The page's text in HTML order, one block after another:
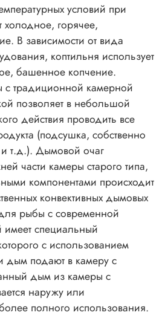
условий при
горячее,
В зависимости от вида
коптильня использует
башенное копчение.
с традиционной камерной
позволяет в небольшой
действия проводить все
(подсушка, собственно
т.д.). Дымовой очаг
части камеры старого типа,
компонентами происходит
конвективных дымовых
рыбы с современной
специальный
с использованием
дым подают в камеру с
дым из камеры с
наружу или
полного использования.